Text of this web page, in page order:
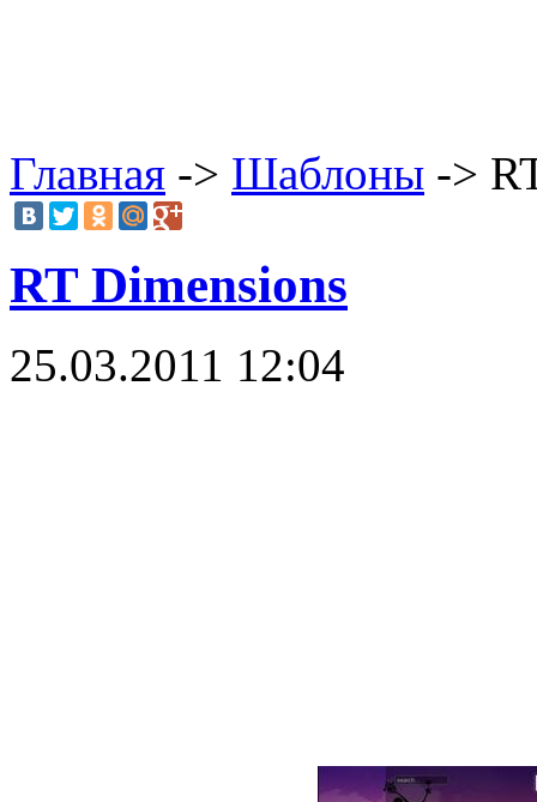
Главная -> Шаблоны ->
RT Dimensions
25.03.2011 12:04